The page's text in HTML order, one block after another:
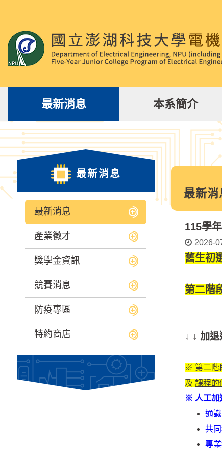
最新消息 本系簡介
:::
最新消息
最新消息
產業徵才
獎學金資訊
競賽消息
防疫專區
特約商店
最新消
115學
2026-
舊生初
第二階
↓ ↓ 加
※ 第二階
及 課程的
※ 人工加
通
共
專